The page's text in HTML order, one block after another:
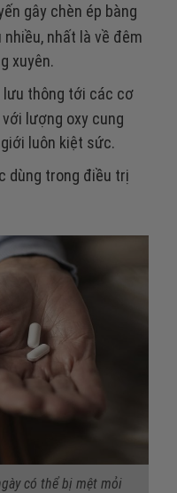
gây chèn ép bàng
nhất là về đêm
xuyên.
lưu thông tới các cơ
lượng oxy cung
luôn kiệt sức.
dùng trong điều trị
có thể bị mệt mỏi